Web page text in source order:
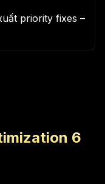
priority fixes –
6